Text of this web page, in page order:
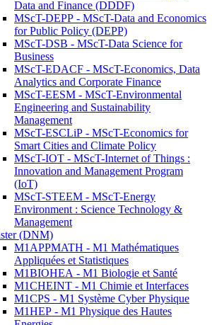
Data and Finance (DDDF)
MScT-DEPP - MScT-Data and Economics
for Public Policy (DEPP)
MScT-DSB - MScT-Data Science for
Business
MScT-EDACF - MScT-Economics, Data
Analytics and Corporate Finance
MScT-EESM - MScT-Environmental
Engineering and Sustainability
Management
MScT-ESCLiP - MScT-Economics for
Smart Cities and Climate Policy
MScT-IOT - MScT-Internet of Things :
Innovation and Management Program
(IoT)
MScT-STEEM - MScT-Energy
Environment : Science Technology &
Management
(DNM)
M1APPMATH - M1 Mathématiques
Appliquées et Statistiques
M1BIOHEA - M1 Biologie et Santé
M1CHEINT - M1 Chimie et Interfaces
M1CPS - M1 Système Cyber Physique
M1HEP - M1 Physique des Hautes